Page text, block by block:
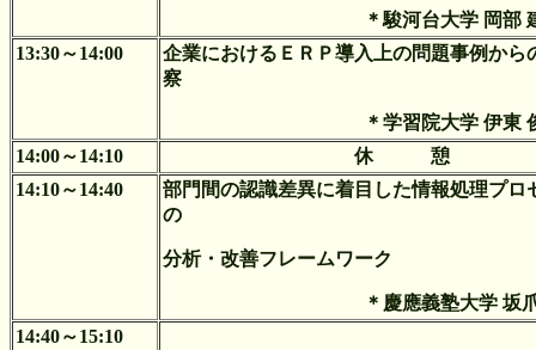
＊駿河台大学 岡部
13:30～14:00
企業におけるＥＲＰ導入上の問題事例から
察
＊学習院大学 伊東
14:00～14:10
休 憩
14:10～14:40
部門間の認識差異に着目した情報処理プロ
の
分析・改善フレームワーク
＊慶應義塾大学 坂
14:40～15:10